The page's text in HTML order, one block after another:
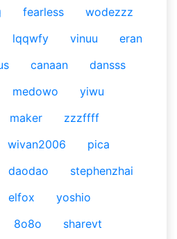
fearless
wodezzz
lqqwfy vinuu
eran
canaan
dansss
medowo
yiwu
maker
zzzffff
wivan2006
pica
daodao
stephenzhai
elfox
yoshio
8o8o
sharevt